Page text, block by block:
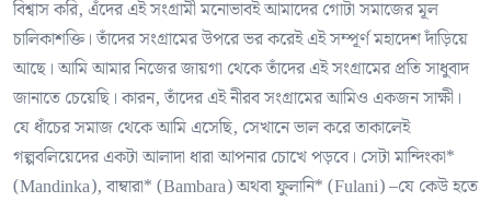
বিশ্বাস করি, এঁদের এই সংগ্রামী মনোভাবই আমাদের গোটা সমাজের মূল
চালিকাশক্তি। তাঁদের সংগ্রামের উপরে ভর করেই এই সম্পূর্ণ মহাদেশ দাঁড়িয়ে
আছে। আমি আমার নিজের জায়গা থেকে তাঁদের এই সংগ্রামের প্রতি সাধুবাদ
জানাতে চেয়েছি। কারন, তাঁদের এই নীরব সংগ্রামের আমিও একজন সাক্ষী।
যে ধাঁচের সমাজ থেকে আমি এসেছি, সেখানে ভাল করে তাকালেই
গল্পবলিয়েদের একটা আলাদা ধারা আপনার চোখে পড়বে। সেটা মান্দিংকা*
(Mandinka), বাম্বারা* (Bambara) অথবা ফুলানি* (Fulani) –যে কেউ হতে